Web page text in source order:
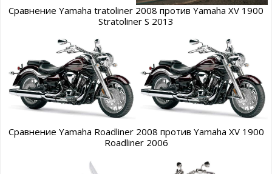
Сравнение Yamaha tratoliner 2008 против Yamaha XV 1900
Stratoliner S 2013
Сравнение Yamaha Roadliner 2008 против Yamaha XV 1900
Roadliner 2006